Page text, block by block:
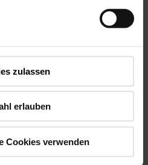
zulassen
erlauben
Cookies verwenden